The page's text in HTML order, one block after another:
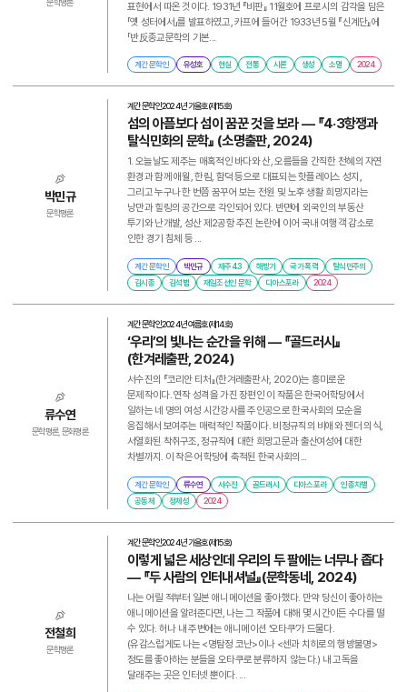
표현에서 따온 것이다. 1931년 『비판』 11월호에 프로시의 감각을 담은
「옛 성터에서」를 발표하였고, 카프에 들어간 1933년 5월 『신계단』에
「반反종교문학의 기본...
계간 문학인 유성호 현실 전통 시론 생성 소멸 2024
박민규
문학평론
계간 문학인2024년 가을호(제15호)
섬의 아픔보다 섬이 꿈꾼 것을 보라 ― 『4·3항쟁과
탈식민화의 문학』 (소명출판, 2024)
1. 오늘날도 제주는 매혹적인 바다와 산, 오름들을 간직한 천혜의 자연
환경과 함께 애월, 한림, 함덕 등으로 대표되는 핫플레이스 성지,
그리고 누구나 한 번쯤 꿈꾸어 보는 전원 및 노후 생활 희망지라는
낭만과 힐링의 공간으로 각인되어 있다. 반면에 외국인의 부동산
투기와 난개발, 성산 제2공항 추진 논란에 이어 국내 여행객 감소로
인한 경기 침체 등 ...
계간 문학인 박민규 제주 4.3 해방기 국가 폭력
탈식민주의
김시종
김석범 재일조선인 문학 디아스포라 2024
류수연
문학평론, 문화평론
계간 문학인2024년 여름호(제14호)
‘우리’의 빛나는 순간을 위해 ― 『골드러시』
(한겨레출판, 2024)
서수진의 『코리안 티처』(한겨레출판사, 2020)는 흥미로운
문제작이다. 연작 성격을 가진 장편인 이 작품은 한국어학당에서
일하는 네 명의 여성 시간강사를 주인공으로 한국사회의 모순을
응집해서 보여주는 매력적인 작품이다. 비정규직의 비애와 젠더 의식,
서열화된 착취구조, 정규직에 대한 희망고문과 출산여성에 대한
차별까지. 이 작은 어학당에 축적된 한국사회의...
계간 문학인 류수연 서수진 골드러시 디아스포라
인종차별
공동체
정체성 2024
전철희
문학평론
계간 문학인2024년 가을호(제15호)
이렇게 넓은 세상인데 우리의 두 팔에는 너무나 좁다
― 『두 사람의 인터내셔널』(문학동네, 2024)
나는 어릴 적부터 일본 애니메이션을 좋아했다. 만약 당신이 좋아하는
애니메이션을 알려준다면, 나는 그 작품에 대해 몇 시간이든 수다를 떨
수 있다. 허나 내 주변에는 애니메이션 ‘오타쿠’가 드물다.
(유감스럽게도 나는 <명탐정 코난>이나 <센과 치히로의 행방불명>
정도를 좋아하는 분들을 오타쿠로 분류하지 않는다.) 내 고독을
달래주는 곳은 인터넷 뿐이다. ...